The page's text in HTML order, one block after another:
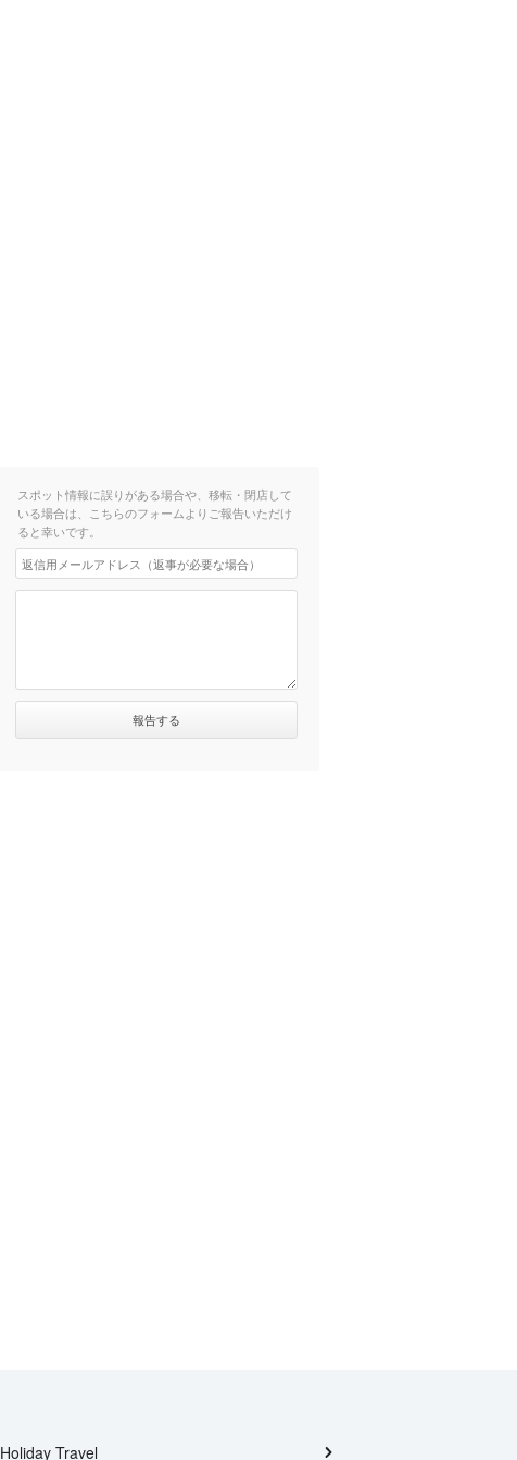
スポット情報に誤りがある場合や、移転・閉店して
いる場合は、こちらのフォームよりご報告いただけ
ると幸いです。
Holiday Travel